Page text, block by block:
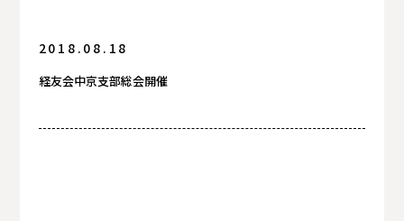
2018.08.18
経友会中京支部総会開催